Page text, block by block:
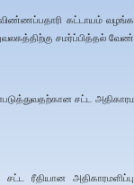
கட்டாயம்
சமர்ப்பித்தல்
சட்ட
ரீதியான